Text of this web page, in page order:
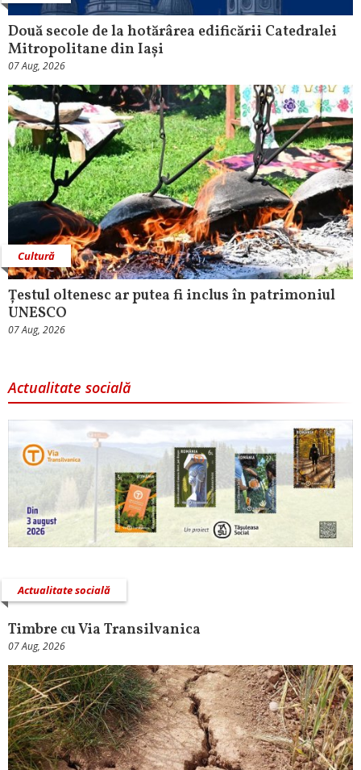
Două secole de la hotărârea edificării Catedralei
Mitropolitane din Iași
07 Aug, 2026
Cultură
Țestul oltenesc ar putea fi inclus în patrimoniul
UNESCO
07 Aug, 2026
Actualitate socială
Actualitate socială
Timbre cu Via Transilvanica
07 Aug, 2026